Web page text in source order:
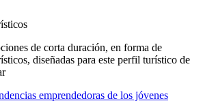
de corta duración, en forma de
diseñadas para este perfil turístico de
emprendedoras de los jóvenes